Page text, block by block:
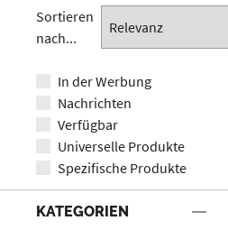
Sortieren
nach...
In der Werbung
Nachrichten
Verfügbar
Universelle Produkte
Spezifische Produkte
KATEGORIEN